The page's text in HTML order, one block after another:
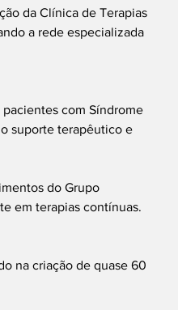
da Clínica de Terapias
a rede especializada
com Síndrome
suporte terapêutico e
do Grupo
em terapias contínuas.
na criação de quase 60